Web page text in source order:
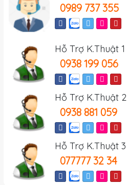
0989 737 355
Hỗ Trợ K.Thuật 1
0938 199 056
Hỗ Trợ K.Thuật 2
0938 881 059
Hỗ Trợ K.Thuật 3
077777 32 34